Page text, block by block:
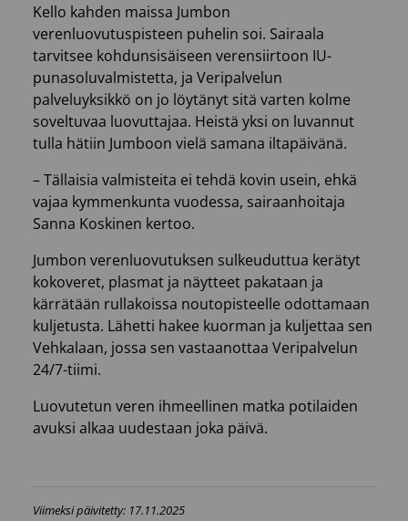
Kello kahden maissa Jumbon
verenluovutuspisteen puhelin soi. Sairaala
tarvitsee kohdunsisäiseen verensiirtoon IU-
punasoluvalmistetta, ja Veripalvelun
palveluyksikkö on jo löytänyt sitä varten kolme
soveltuvaa luovuttajaa. Heistä yksi on luvannut
tulla hätiin Jumboon vielä samana iltapäivänä.
– Tällaisia valmisteita ei tehdä kovin usein, ehkä
vajaa kymmenkunta vuodessa, sairaanhoitaja
Sanna Koskinen kertoo.
Jumbon verenluovutuksen sulkeuduttua kerätyt
kokoveret, plasmat ja näytteet pakataan ja
kärrätään rullakoissa noutopisteelle odottamaan
kuljetusta. Lähetti hakee kuorman ja kuljettaa sen
Vehkalaan, jossa sen vastaanottaa Veripalvelun
24/7-tiimi.
Luovutetun veren ihmeellinen matka potilaiden
avuksi alkaa uudestaan joka päivä.
Viimeksi päivitetty: 17.11.2025